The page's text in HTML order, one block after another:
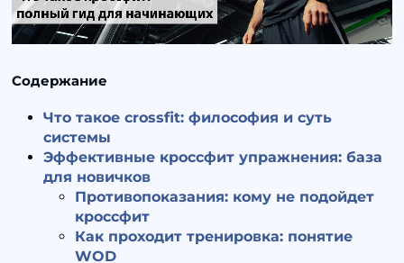
Содержание
Что такое crossfit: философия и суть
системы
Эффективные кроссфит упражнения: база
для новичков
Противопоказания: кому не подойдет
кроссфит
Как проходит тренировка: понятие
WOD